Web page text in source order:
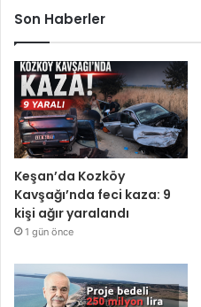
Son Haberler
Keşan’da Kozköy
Kavşağı’nda feci kaza: 9
kişi ağır yaralandı
1 gün önce